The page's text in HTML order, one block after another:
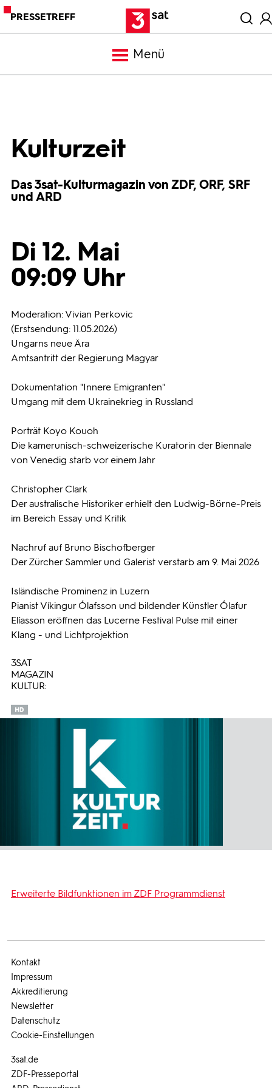
PRESSETREFF
Menü
Kulturzeit
Das 3sat-Kulturmagazin von ZDF, ORF, SRF
und ARD
Di 12. Mai
09:09 Uhr
Moderation: Vivian Perkovic
(Erstsendung: 11.05.2026)
Ungarns neue Ära
Amtsantritt der Regierung Magyar
Dokumentation "Innere Emigranten"
Umgang mit dem Ukrainekrieg in Russland
Porträt Koyo Kouoh
Die kamerunisch-schweizerische Kuratorin der Biennale
von Venedig starb vor einem Jahr
Christopher Clark
Der australische Historiker erhielt den Ludwig-Börne-Preis
im Bereich Essay und Kritik
Nachruf auf Bruno Bischofberger
Der Zürcher Sammler und Galerist verstarb am 9. Mai 2026
Isländische Prominenz in Luzern
Pianist Víkingur Ólafsson und bildender Künstler Ólafur
Elíasson eröffnen das Lucerne Festival Pulse mit einer
Klang - und Lichtprojektion
3SAT
MAGAZIN
KULTUR:
Erweiterte Bildfunktionen im ZDF Programmdienst
3sat.de
ZDF-Presseportal
Kontakt
Impressum
Akkreditierung
Newsletter
Datenschutz
Cookie-Einstellungen